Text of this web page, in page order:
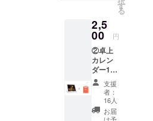
ガキを
いたし
ます。
※画像は
イメー
ジで
す。
す
る
2,5
00 円
②卓上
カレン
ダー1冊
+銀鏡神
社お守
りコー
ス ・卓
上カレ
支援
者：
16人
お届
け予